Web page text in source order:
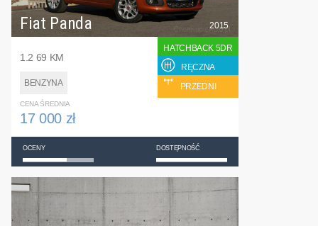
Fiat Panda
1.2 69 KM
BENZYNA
2015
HATCHBACK 5DR
RĘCZNA
PRZEDNI
CENA ŚREDNIA
17 000 zł
OCENY DOSTĘPNOŚĆ